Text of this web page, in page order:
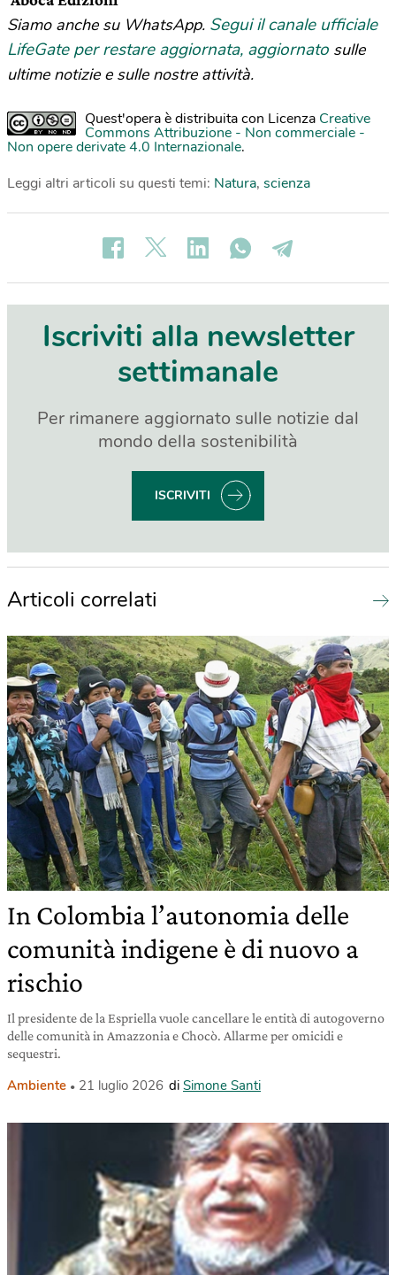
Siamo anche su WhatsApp. Segui il canale ufficiale
LifeGate per restare aggiornata, aggiornato sulle
ultime notizie e sulle nostre attività.
Quest'opera è distribuita con Licenza Creative
Commons Attribuzione - Non commerciale -
Non opere derivate 4.0 Internazionale.
Leggi altri articoli su questi temi: Natura, scienza
Iscriviti alla newsletter
settimanale
Per rimanere aggiornato sulle notizie dal
mondo della sostenibilità
ISCRIVITI
Articoli correlati
In Colombia l’autonomia delle
comunità indigene è di nuovo a
rischio
Il presidente de la Espriella vuole cancellare le entità di autogoverno
delle comunità in Amazzonia e Chocò. Allarme per omicidi e
sequestri.
Ambiente 21 luglio 2026 di Simone Santi